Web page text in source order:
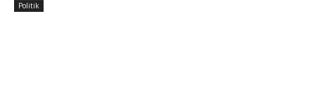
Politik